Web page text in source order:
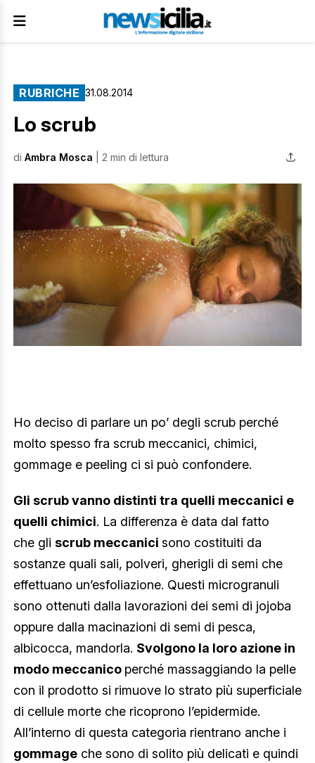
RUBRICHE 31.08.2014
Lo scrub
di Ambra Mosca | 2 min di lettura
Ho deciso di parlare un po’ degli scrub perché
molto spesso fra scrub meccanici, chimici,
gommage e peeling ci si può confondere.
Gli scrub vanno distinti tra quelli meccanici e
quelli chimici. La differenza è data dal fatto
che gli scrub meccanici sono costituiti da
sostanze quali sali, polveri, gherigli di semi che
effettuano un’esfoliazione. Questi microgranuli
sono ottenuti dalla lavorazioni dei semi di jojoba
oppure dalla macinazioni di semi di pesca,
albicocca, mandorla. Svolgono la loro azione in
modo meccanico perché massaggiando la pelle
con il prodotto si rimuove lo strato più superficiale
di cellule morte che ricoprono l’epidermide.
All’interno di questa categoria rientrano anche i
gommage che sono di solito più delicati e quindi